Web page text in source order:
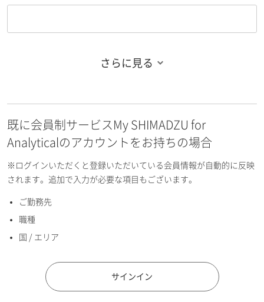
お名前フリガナ（名）
E-mailアドレス（半角英数）
国 / エリア
さらに見る
既に会員制サービスMy SHIMADZU for
Analyticalのアカウントをお持ちの場合
※ログインいただくと登録いただいている会員情報が自動的に反映
されます。追加で入力が必要な項目もございます。
ご勤務先
職種
国 / エリア
サインイン